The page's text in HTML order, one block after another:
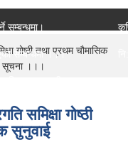
सम्बन्धमा ।।।
गोष्ठी तथा प्रथम चौमासिक
सूचना ।।।
समिक्षा गोष्ठी
सुनुवाई